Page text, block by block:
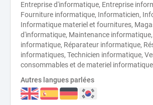
Entreprise d'informatique, Entreprise
Fourniture informatique, Informaticien,
Informatique materiel et fournitures,
d'informatique, Maintenance informatique,
informatique, Réparateur informatique,
informatiques, Technicien informatique,
consommables et de materiel
Autres langues parlées